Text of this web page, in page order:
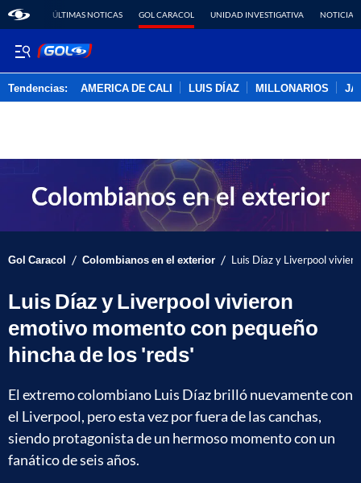
ÚLTIMAS NOTICAS GOL CARACOL UNIDAD INVESTIGATIVA NOTICIAS
Tendencias: AMERICA DE CALI LUIS DÍAZ MILLONARIOS
Gol Caracol / Colombianos en el exterior / Luis Díaz y Liverpool
Luis Díaz y Liverpool vivieron
emotivo momento con pequeño
hincha de los 'reds'
El extremo colombiano Luis Díaz brilló nuevamente con
el Liverpool, pero esta vez por fuera de las canchas,
siendo protagonista de un hermoso momento con un
fanático de seis años.